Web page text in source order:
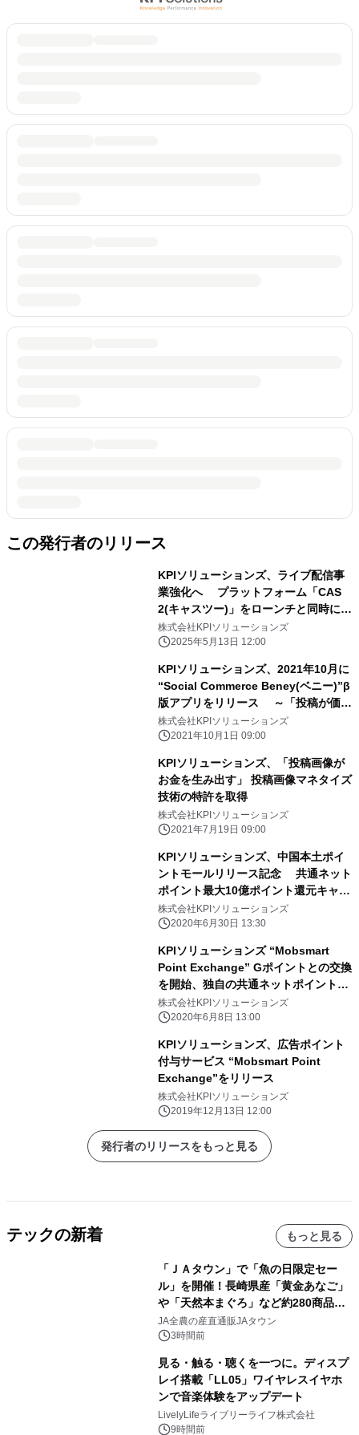
この発行者のリリース
KPIソリューションズ、ライブ配信事
業強化へ プラットフォーム「CAS
2(キャスツー)」をローンチと同時に
新会社「株式会社 CAS2」設立
株式会社KPIソリューションズ
2025年5月13日 12:00
KPIソリューションズ、2021年10月に
“Social Commerce Beney(ベニー)”β
版アプリをリリース ～「投稿が価値
になる」ユーザーが主役のソーシャル
コマースアプリ～
株式会社KPIソリューションズ
2021年10月1日 09:00
KPIソリューションズ、「投稿画像が
お金を生み出す」 投稿画像マネタイズ
技術の特許を取得
株式会社KPIソリューションズ
2021年7月19日 09:00
KPIソリューションズ、中国本土ポイ
ントモールリリース記念 共通ネット
ポイント最大10億ポイント還元キャン
ペーンを実施
株式会社KPIソリューションズ
2020年6月30日 13:30
KPIソリューションズ “Mobsmart
Point Exchange” Gポイントとの交換
を開始、独自の共通ネットポイント
「Beney(ベニー)」が120種以上のポ
イントと交換可能に
株式会社KPIソリューションズ
2020年6月8日 13:00
KPIソリューションズ、広告ポイント
付与サービス “Mobsmart Point
Exchange”をリリース
株式会社KPIソリューションズ
2019年12月13日 12:00
発行者のリリースをもっと見る
テックの新着 もっと見る
「ＪＡタウン」で「魚の日限定セー
ル」を開催！長崎県産「黄金あなご」
や「天然本まぐろ」など約280商品を
販売！～毎月１０日の定例企画～
JA全農の産直通販JAタウン
3時間前
見る・触る・聴くを一つに。ディスプ
レイ搭載「LL05」ワイヤレスイヤホ
ンで音楽体験をアップデート
LivelyLifeライブリーライフ株式会社
9時間前